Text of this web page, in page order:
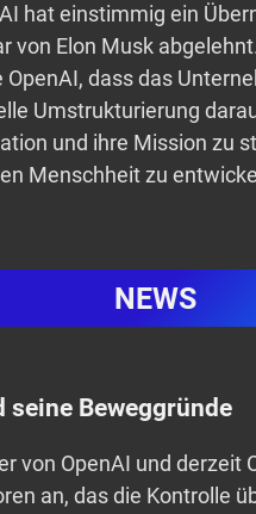
hat einstimmig ein
von Elon Musk
dass das
Umstrukturierung
und ihre Mission zu
Menschheit zu
NEWS
seine Beweggründe
von OpenAI und derzeit
an, das die Kontrolle